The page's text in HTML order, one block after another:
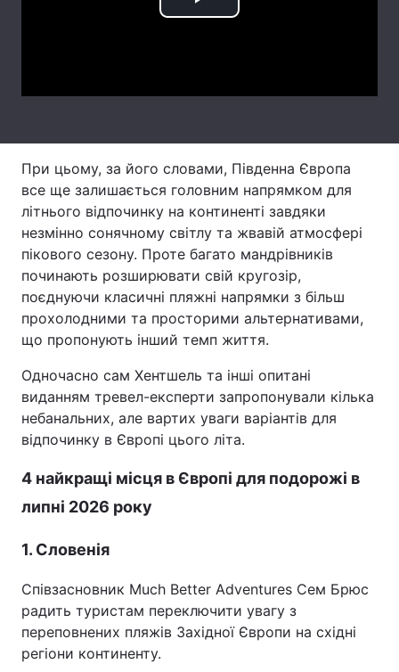
Тема оформлення
Play
При цьому, за його словами, Південна Європа
все ще залишається головним напрямком для
літнього відпочинку на континенті завдяки
незмінно сонячному світлу та жвавій атмосфері
пікового сезону. Проте багато мандрівників
починають розширювати свій кругозір,
поєднуючи класичні пляжні напрямки з більш
прохолодними та просторими альтернативами,
що пропонують інший темп життя.
Одночасно сам Хентшель та інші опитані
виданням тревел-експерти запропонували кілька
небанальних, але вартих уваги варіантів для
відпочинку в Європі цього літа.
4 найкращі місця в Європі для подорожі в
липні 2026 року
1. Словенія
Співзасновник Much Better Adventures Сем Брюс
радить туристам переключити увагу з
переповнених пляжів Західної Європи на східні
регіони континенту.